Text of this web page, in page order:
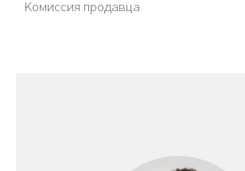
Комиссия продавца